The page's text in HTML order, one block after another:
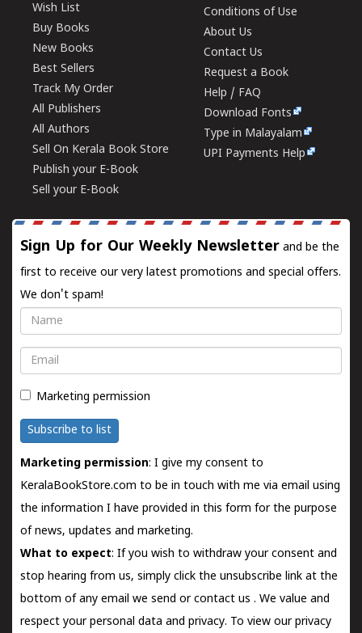
Wish List
Buy Books
New Books
Best Sellers
Track My Order
All Publishers
All Authors
Sell On Kerala Book Store
Publish your E-Book
Sell your E-Book
Conditions of Use
About Us
Contact Us
Request a Book
Help / FAQ
Download Fonts
Type in Malayalam
UPI Payments Help
Sign Up for Our Weekly Newsletter and be the
first to receive our very latest promotions and special offers.
We don't spam!
Name
Email
Marketing permission
Subscribe to list
Marketing permission: I give my consent to
KeralaBookStore.com to be in touch with me via email using
the information I have provided in this form for the purpose
of news, updates and marketing.
What to expect: If you wish to withdraw your consent and
stop hearing from us, simply click the unsubscribe link at the
bottom of any email we send orcontact us . We value and
respect your personal data and privacy. To view our privacy